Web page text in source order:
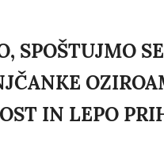
SPOŠTUJMO
IN LEPO